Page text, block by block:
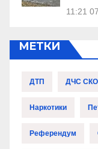
11:21
МЕТКИ
ДТП ДЧС СКО
Наркотики
Референдум